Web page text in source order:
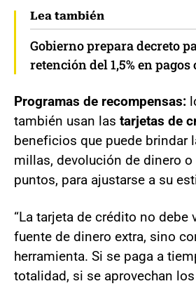
Lea también
Gobierno prepara decreto
retención del 1,5% en
Programas de recompensas:
también usan las tarjetas de
beneficios que puede brindar
millas, devolución de dinero
puntos, para ajustarse a su
“La tarjeta de crédito no debe
fuente de dinero extra, sino
herramienta. Si se paga a
totalidad, si se aprovechan